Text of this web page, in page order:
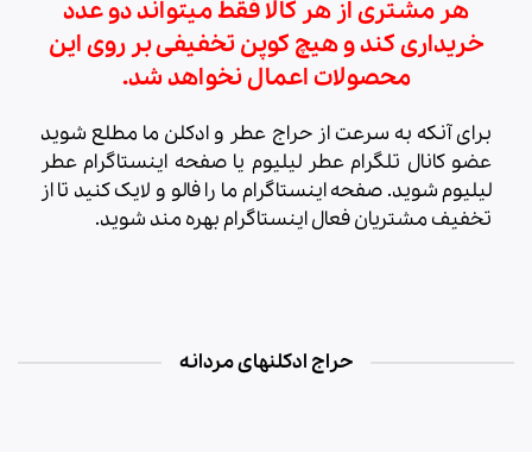
هر مشتری از هر کالا فقط میتواند دو عدد
خریداری کند و هیچ کوپن تخفیفی بر روی این
محصولات اعمال نخواهد شد.
برای آنکه به سرعت از حراج عطر و ادکلن ما مطلع شوید
عضو کانال تلگرام عطر لیلیوم یا صفحه اینستاگرام عطر
لیلیوم شوید. صفحه اینستاگرام ما را فالو و لایک کنید تا از
تخفیف مشتریان فعال اینستاگرام بهره مند شوید.
حراج ادکلنهای مردانه